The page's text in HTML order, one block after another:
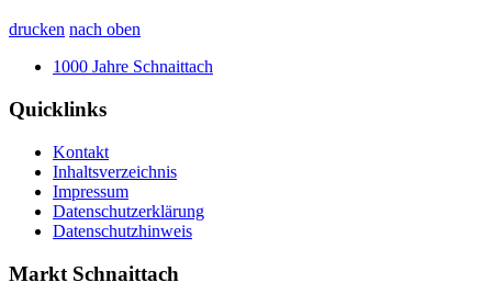
drucken nach oben
1000 Jahre Schnaittach
Quicklinks
Kontakt
Inhaltsverzeichnis
Impressum
Datenschutzerklärung
Datenschutzhinweis
Markt Schnaittach